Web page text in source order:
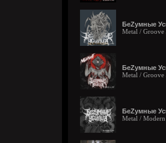
БеZумные
Metal /
БеZумные
Metal / Groove
БеZумные
Metal /